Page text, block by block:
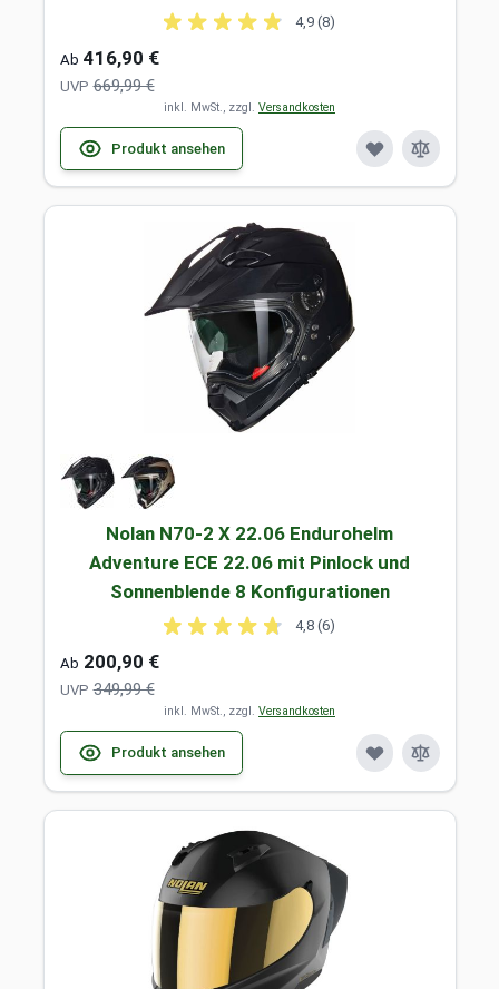
4,9 (8)
Ab 416,90 €
UVP 669,99 €
inkl. MwSt., zzgl. Versandkosten
Produkt ansehen
Nolan N70-2 X 22.06 Endurohelm
Adventure ECE 22.06 mit Pinlock und
Sonnenblende 8 Konfigurationen
4,8 (6)
Ab 200,90 €
UVP 349,99 €
inkl. MwSt., zzgl. Versandkosten
Produkt ansehen